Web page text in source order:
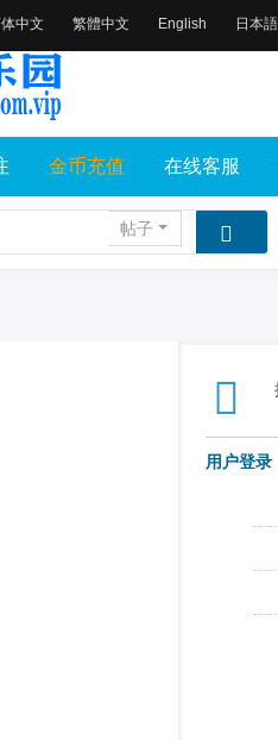
中文 繁體中文 English 日本語
金币充值 在线客服
帖子
用户登录